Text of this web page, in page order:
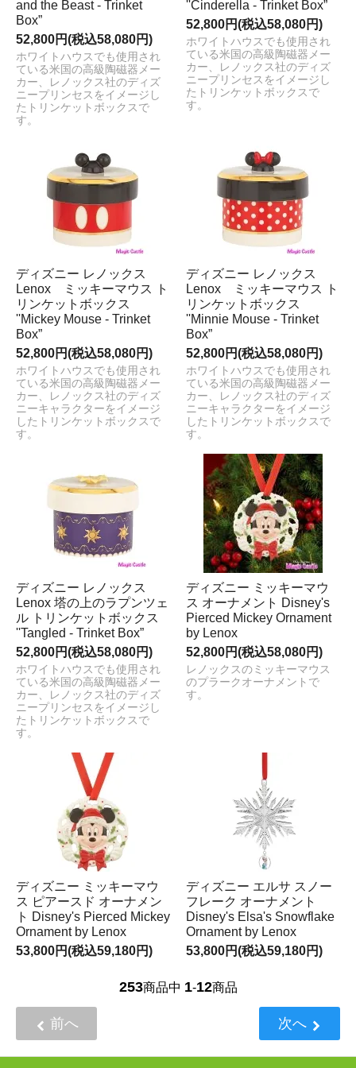
and the Beast - Trinket
Box”
52,800円(税込58,080円)
ホワイトハウスでも使用され
ている米国の高級陶磁器メー
カー、レノックス社のディズ
ニープリンセスをイメージし
たトリンケットボックスで
す。
''Cinderella - Trinket Box”
52,800円(税込58,080円)
ホワイトハウスでも使用され
ている米国の高級陶磁器メー
カー、レノックス社のディズ
ニープリンセスをイメージし
たトリンケットボックスで
す。
ディズニー レノックス
Lenox ミッキーマウス ト
リンケットボックス
''Mickey Mouse - Trinket
Box”
52,800円(税込58,080円)
ホワイトハウスでも使用され
ている米国の高級陶磁器メー
カー、レノックス社のディズ
ニーキャラクターをイメージ
したトリンケットボックスで
す。
ディズニー レノックス
Lenox ミッキーマウス ト
リンケットボックス
''Minnie Mouse - Trinket
Box”
52,800円(税込58,080円)
ホワイトハウスでも使用され
ている米国の高級陶磁器メー
カー、レノックス社のディズ
ニーキャラクターをイメージ
したトリンケットボックスで
す。
ディズニー レノックス
Lenox 塔の上のラプンツェ
ル トリンケットボックス
''Tangled - Trinket Box”
52,800円(税込58,080円)
ホワイトハウスでも使用され
ている米国の高級陶磁器メー
カー、レノックス社のディズ
ニープリンセスをイメージし
たトリンケットボックスで
す。
ディズニー ミッキーマウ
ス オーナメント Disney's
Pierced Mickey Ornament
by Lenox
52,800円(税込58,080円)
レノックスのミッキーマウス
のプラークオーナメントで
す。
ディズニー ミッキーマウ
ス ピアースド オーナメン
ト Disney's Pierced Mickey
Ornament by Lenox
53,800円(税込59,180円)
ディズニー エルサ スノー
フレーク オーナメント
Disney's Elsa's Snowflake
Ornament by Lenox
53,800円(税込59,180円)
253商品中 1-12商品
前へ 次へ